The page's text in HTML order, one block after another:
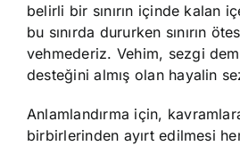
belirli bir sınırın içinde kalan
bu sınırda dururken sınırın
vehmederiz. Vehim, sezgi
desteğini almış olan hayalin
Anlamlandırma için,
birbirlerinden ayırt edilmesi